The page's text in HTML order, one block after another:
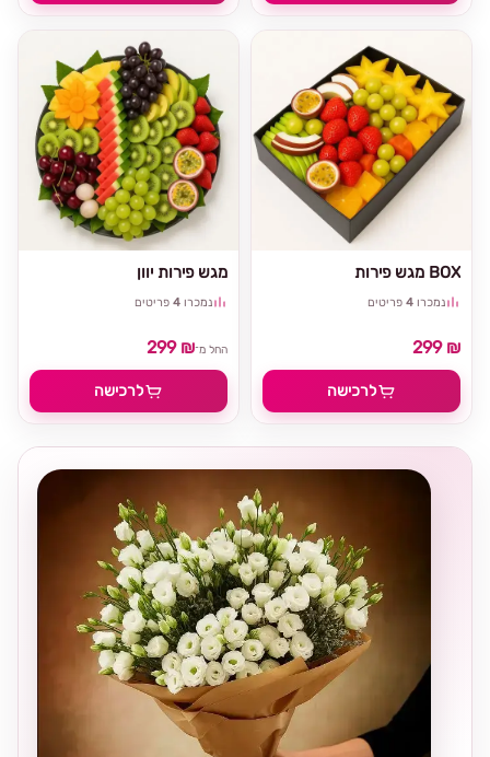
מגש פירות יוון
נמכרו 4 פריטים
החל מ־299 ₪
לרכישה
מגש פירות BOX
נמכרו 4 פריטים
299 ₪
לרכישה